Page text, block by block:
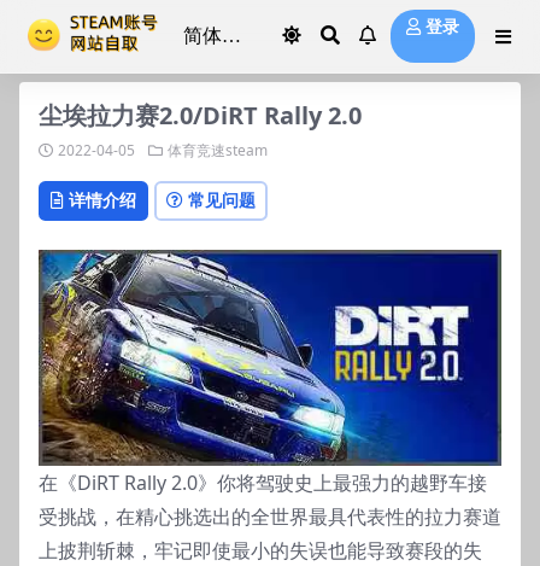
登录
尘埃拉力赛2.0/DiRT Rally 2.0
2022-04-05 体育竞速steam
详情介绍 常见问题
在《DiRT Rally 2.0》你将驾驶史上最强力的越野车接
受挑战，在精心挑选出的全世界最具代表性的拉力赛道
上披荆斩棘，牢记即使最小的失误也能导致赛段的失